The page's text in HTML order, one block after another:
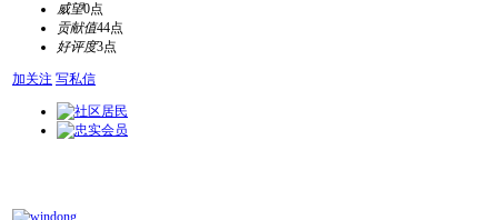
威望0点
贡献值44点
好评度3点
加关注 写私信